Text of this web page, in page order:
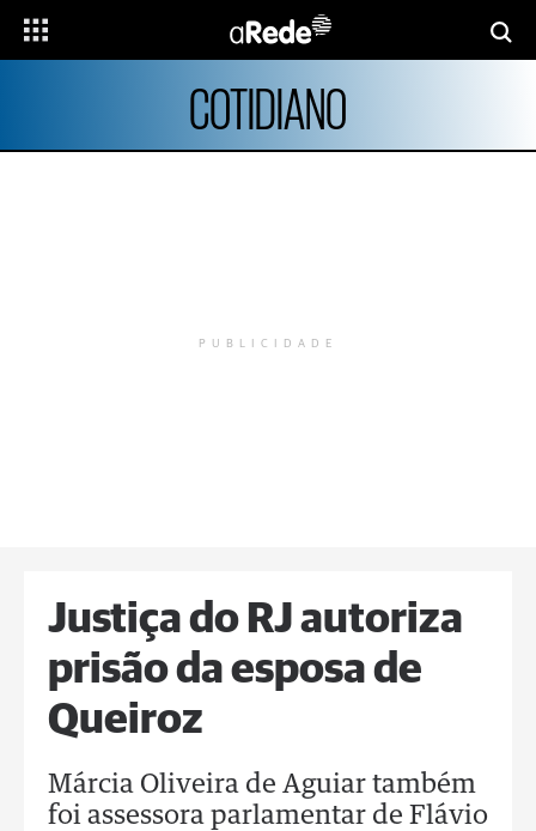
COTIDIANO
PUBLICIDADE
Justiça do RJ autoriza
prisão da esposa de
Queiroz
Márcia Oliveira de Aguiar também
foi assessora parlamentar de Flávio